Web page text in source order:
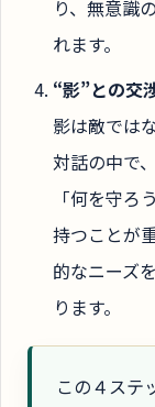
り、無意識
れます。
“影”との交
影は敵では
対話の中で
「何を守ろ
持つことが
的なニーズ
ります。
この４ステ